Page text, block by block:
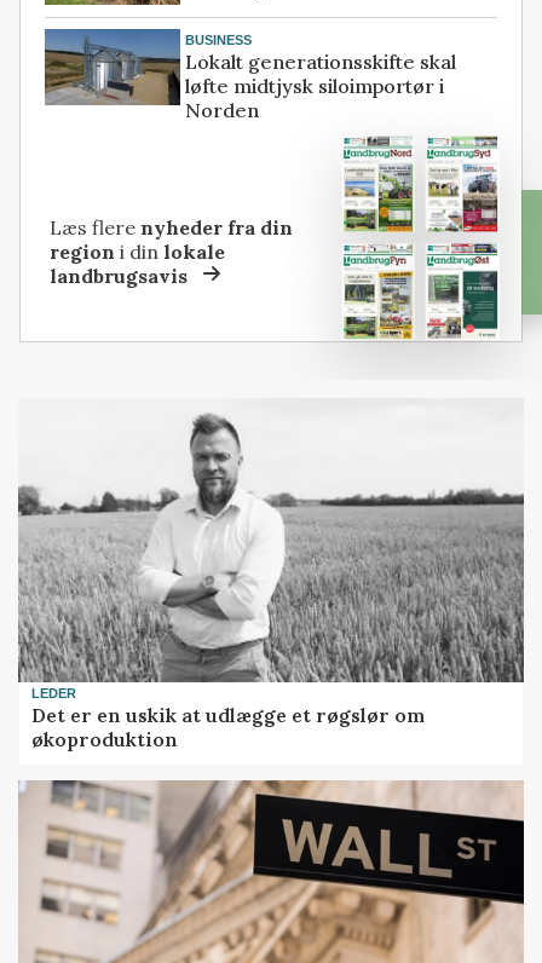
BUSINESS
Lokalt generationsskifte skal
løfte midtjysk siloimportør i
Norden
Læs flere nyheder fra din
region i dinlokale
landbrugsavis
LEDER
Det er en uskik at udlægge et røgslør om
økoproduktion